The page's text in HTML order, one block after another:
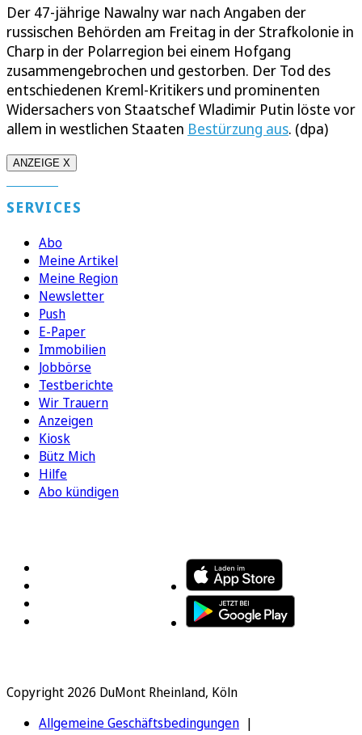
Der 47-jährige Nawalny war nach Angaben der
russischen Behörden am Freitag in der Strafkolonie in
Charp in der Polarregion bei einem Hofgang
zusammengebrochen und gestorben. Der Tod des
entschiedenen Kreml-Kritikers und prominenten
Widersachers von Staatschef Wladimir Putin löste vor
allem in westlichen Staaten Bestürzung aus. (dpa)
ANZEIGE X
SERVICES
Abo
Meine Artikel
Meine Region
Newsletter
Push
E-Paper
Immobilien
Jobbörse
Testberichte
Wir Trauern
Anzeigen
Kiosk
Bütz Mich
Hilfe
Abo kündigen
Copyright 2026 DuMont Rheinland, Köln
Allgemeine Geschäftsbedingungen